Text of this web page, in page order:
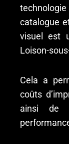
catalogue
visuel est
Loison-
Cela a
coûts
ainsi de